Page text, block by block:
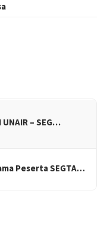
– SEG…
Peserta SEGTA…